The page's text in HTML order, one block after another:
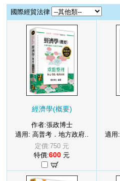
國際經貿法律
經濟學(概要)
作者:張政博士
適用: 高普考．地方政府..
定價:750 元
特價:600 元
適用